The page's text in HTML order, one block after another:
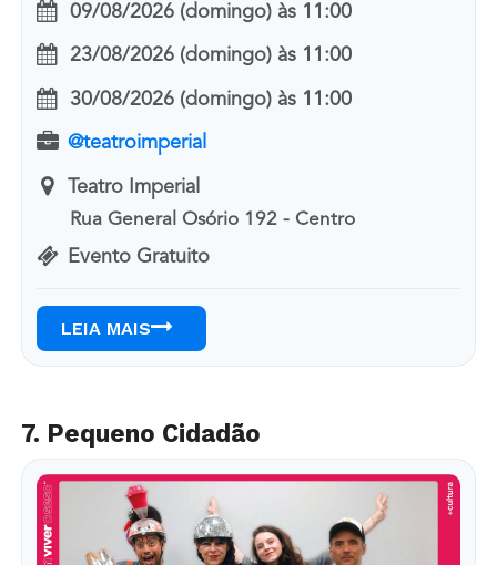
09/08/2026 (domingo) às 11:00
23/08/2026 (domingo) às 11:00
30/08/2026 (domingo) às 11:00
@teatroimperial
Teatro Imperial
Rua General Osório 192 - Centro
Evento Gratuito
LEIA MAIS
7. Pequeno Cidadão